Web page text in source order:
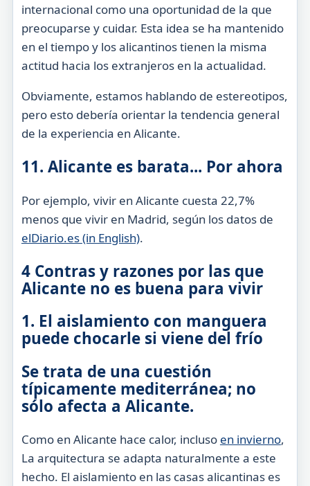
internacional como una oportunidad de la que
preocuparse y cuidar. Esta idea se ha mantenido
en el tiempo y los alicantinos tienen la misma
actitud hacia los extranjeros en la actualidad.
Obviamente, estamos hablando de estereotipos,
pero esto debería orientar la tendencia general
de la experiencia en Alicante.
11. Alicante es barata... Por ahora
Por ejemplo, vivir en Alicante cuesta 22,7%
menos que vivir en Madrid, según los datos de
elDiario.es (in English).
4 Contras y razones por las que
Alicante no es buena para vivir
1. El aislamiento con manguera
puede chocarle si viene del frío
Se trata de una cuestión
típicamente mediterránea; no
sólo afecta a Alicante.
Como en Alicante hace calor, incluso en invierno,
La arquitectura se adapta naturalmente a este
hecho. El aislamiento en las casas alicantinas es